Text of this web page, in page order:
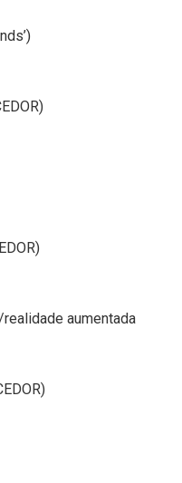
aumentada